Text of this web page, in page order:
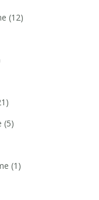
(12)
(5)
(1)